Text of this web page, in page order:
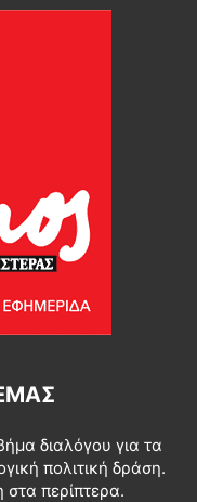
διαλόγου για τα
πολιτική δράση.
στα περίπτερα.